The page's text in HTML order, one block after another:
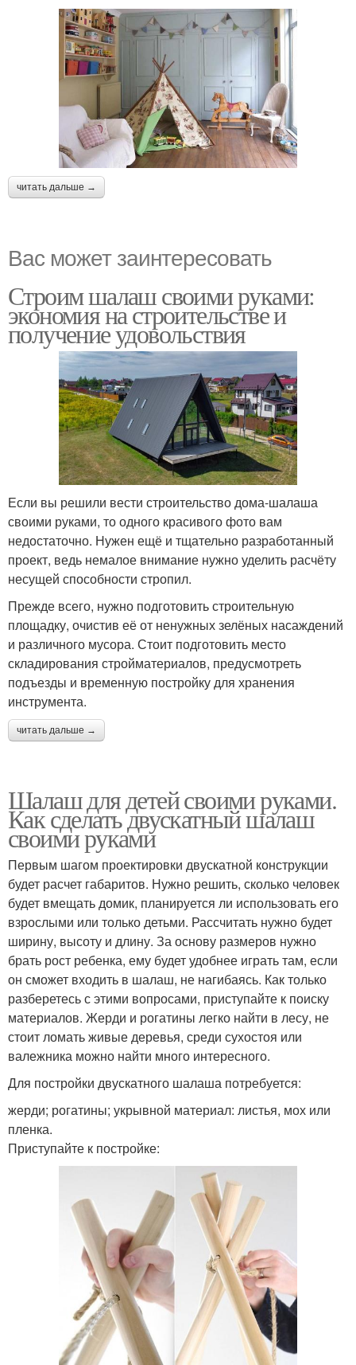
читать дальше →
Вас может заинтересовать
Строим шалаш своими руками:
экономия на строительстве и
получение удовольствия
Если вы решили вести строительство дома-шалаша
своими руками, то одного красивого фото вам
недостаточно. Нужен ещё и тщательно разработанный
проект, ведь немалое внимание нужно уделить расчёту
несущей способности стропил.
Прежде всего, нужно подготовить строительную
площадку, очистив её от ненужных зелёных насаждений
и различного мусора. Стоит подготовить место
складирования стройматериалов, предусмотреть
подъезды и временную постройку для хранения
инструмента.
читать дальше →
Шалаш для детей своими руками.
Как сделать двускатный шалаш
своими руками
Первым шагом проектировки двускатной конструкции
будет расчет габаритов. Нужно решить, сколько человек
будет вмещать домик, планируется ли использовать его
взрослыми или только детьми. Рассчитать нужно будет
ширину, высоту и длину. За основу размеров нужно
брать рост ребенка, ему будет удобнее играть там, если
он сможет входить в шалаш, не нагибаясь. Как только
разберетесь с этими вопросами, приступайте к поиску
материалов. Жерди и рогатины легко найти в лесу, не
стоит ломать живые деревья, среди сухостоя или
валежника можно найти много интересного.
Для постройки двускатного шалаша потребуется:
жерди; рогатины; укрывной материал: листья, мох или
пленка.
Приступайте к постройке: